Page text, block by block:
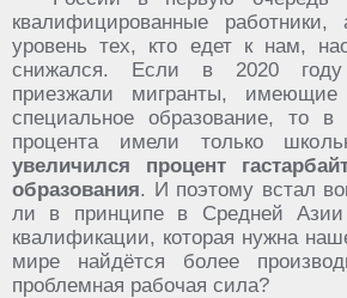
квалифицированные работники,
уровень тех, кто едет к нам,
снижался. Если в 2020 году
приезжали мигранты,
специальное образование, то
процента имели только
увеличился процент
образования. И поэтому встал
ли в принципе в Средней Азии
квалификации, которая нужна
мире найдётся более
проблемная рабочая сила?